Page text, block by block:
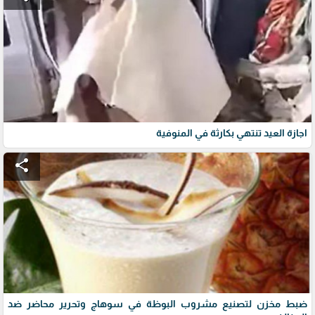
اجازة العيد تنتهي بكارثة في المنوفية
share
ضبط مخزن لتصنيع مشروب البوظة في سوهاج وتحرير محاضر ضد